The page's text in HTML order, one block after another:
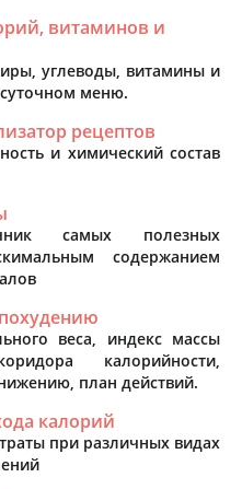
витаминов и
углеводы, витамины и
меню.
рецептов
и химический состав
самых полезных
содержанием
веса, индекс массы
калорийности,
план действий.
калорий
при различных видах